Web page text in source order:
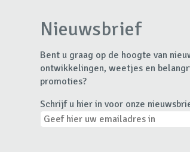
Nieuwsbrief
Bent u graag op de hoogte van
ontwikkelingen, weetjes en
promoties?
Schrijf u hier in voor onze